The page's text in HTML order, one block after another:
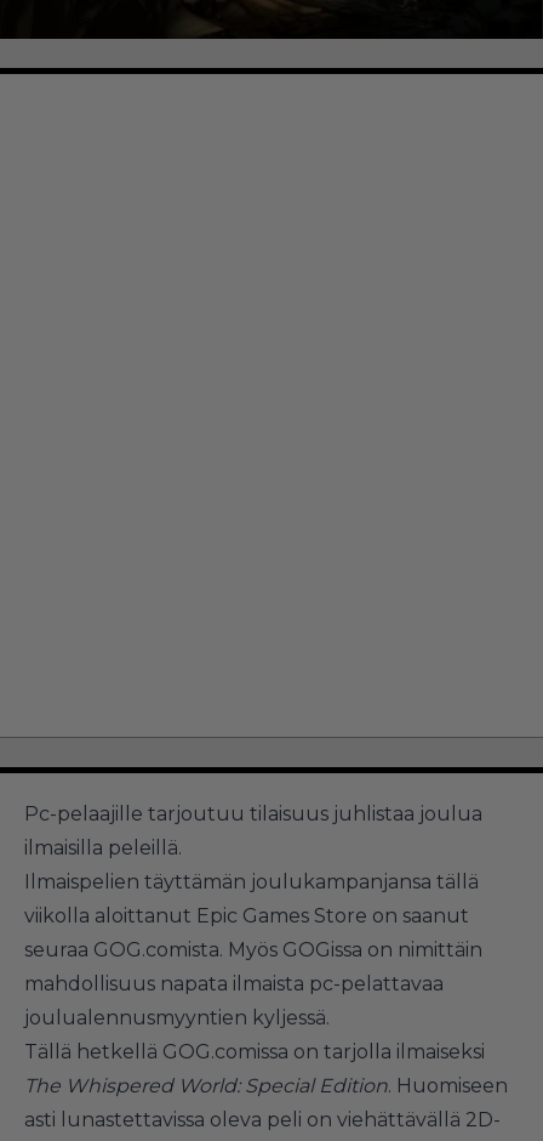
Pc-pelaajille tarjoutuu tilaisuus juhlistaa joulua
ilmaisilla peleillä.
Ilmaispelien täyttämän joulukampanjansa tällä
viikolla aloittanut Epic Games Store on saanut
seuraa GOG.comista. Myös GOGissa on nimittäin
mahdollisuus napata ilmaista pc-pelattavaa
joulualennusmyyntien kyljessä.
Tällä hetkellä GOG.comissa on tarjolla ilmaiseksi
The Whispered World: Special Edition. Huomiseen
asti lunastettavissa oleva peli on viehättävällä 2D-